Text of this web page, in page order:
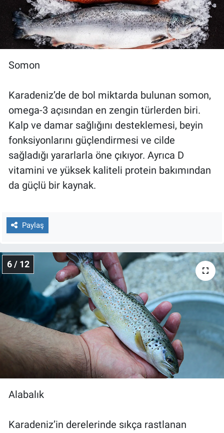
Somon
Karadeniz’de de bol miktarda bulunan somon,
omega-3 açısından en zengin türlerden biri.
Kalp ve damar sağlığını desteklemesi, beyin
fonksiyonlarını güçlendirmesi ve cilde
sağladığı yararlarla öne çıkıyor. Ayrıca D
vitamini ve yüksek kaliteli protein bakımından
da güçlü bir kaynak.
Paylaş
6 / 12
Alabalık
Karadeniz’in derelerinde sıkça rastlanan